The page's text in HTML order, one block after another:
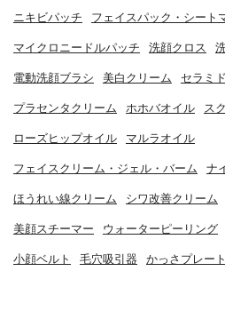
ニキビパッチ フェイスパック・シート
マイクロニードルパッチ 洗顔クロス
電動洗顔ブラシ 美白クリーム セラミ
プラセンタクリーム ホホバオイル ス
ローズヒップオイル マルラオイル
フェイスクリーム・ジェル・バーム ナ
ほうれい線クリーム シワ改善クリーム
美顔スチーマー ウォーターピーリング
小顔ベルト 毛穴吸引器 かっさプレート